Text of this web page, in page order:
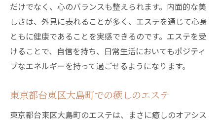
だけでなく、心のバランスも整えられます。内面的な美
しさは、外見に表れることが多く、エステを通じて心身
ともに健康であることを実感できるのです。エステを受
けることで、自信を持ち、日常生活においてもポジティ
ブなエネルギーを持って過ごせるようになります。
東京都台東区大島町での癒しのエステ
東京都台東区大島町のエステは、まさに癒しのオアシス